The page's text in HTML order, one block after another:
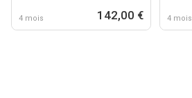
4 mois 142,00 € 4 mois